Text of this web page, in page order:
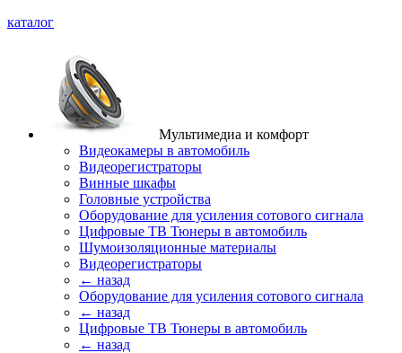
каталог
Мультимедиа и комфорт
Видеокамеры в автомобиль
Видеорегистраторы
Винные шкафы
Головные устройства
Оборудование для усиления сотового сигнала
Цифровые ТВ Тюнеры в автомобиль
Шумоизоляционные материалы
Видеорегистраторы
← назад
Оборудование для усиления сотового сигнала
← назад
Цифровые ТВ Тюнеры в автомобиль
← назад